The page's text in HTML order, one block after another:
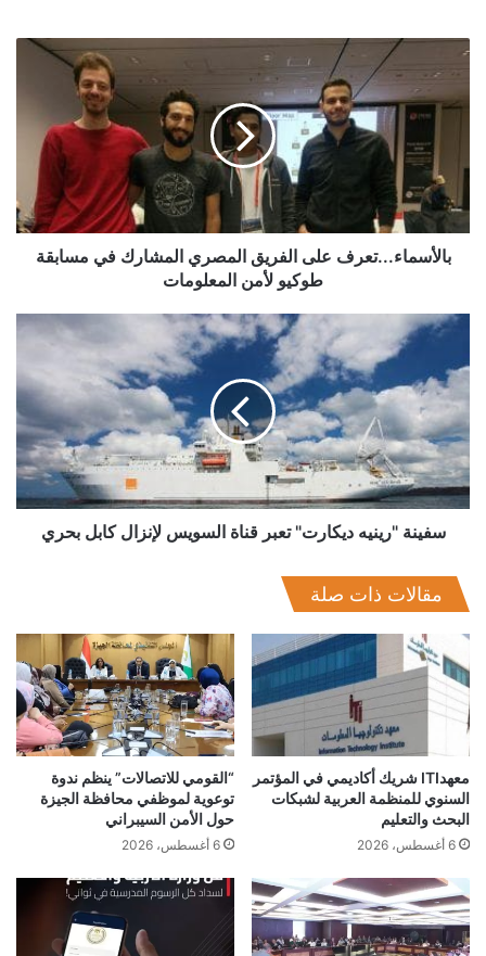
بانتهاء المسابقة يتم اختيار فريق واحد الفوز بجائزة المركز الأول
لحضور حدث عالمي في امستردام Hacking The Box.
بالأسماء...تعرف
على
الفريق
المصري
المشارك
مسابقة
طوكيو
لأمن
المعلومات
بالأسماء...تعرف على الفريق المصري المشارك في مسابقة
طوكيو لأمن المعلومات
سفينة
ديكارت"
تعبر
قناة
السويس
لإنزال
كابل
بحري
سفينة "رينيه ديكارت" تعبر قناة السويس لإنزال كابل بحري
مقالات ذات صلة
معهدITI شريك أكاديمي في المؤتمر
السنوي للمنظمة العربية لشبكات
البحث والتعليم
6 أغسطس، 2026
“القومي للاتصالات” ينظم ندوة
توعوية لموظفي محافظة الجيزة
حول الأمن السيبراني
6 أغسطس، 2026